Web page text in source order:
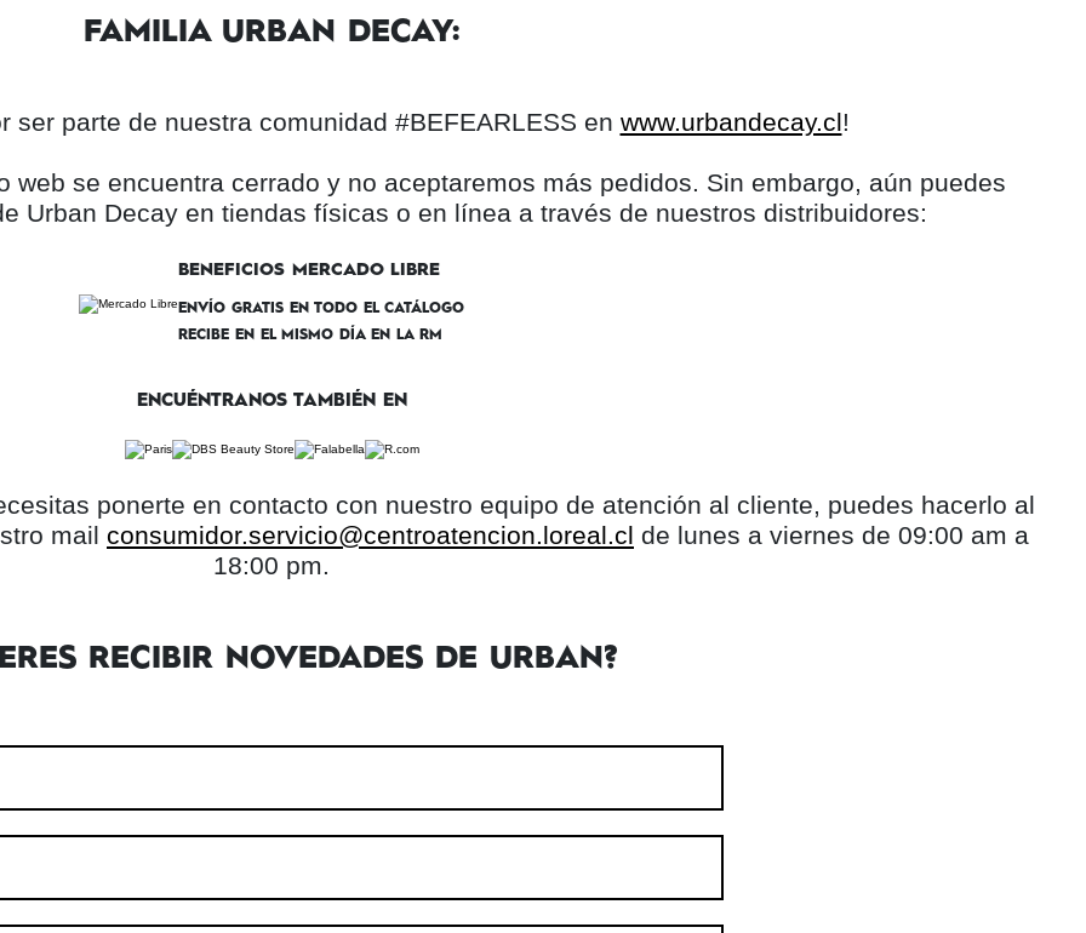
FAMILIA URBAN DECAY:
ser parte de nuestra comunidad #BEFEARLESS en www.urbandecay.cl!
web se encuentra cerrado y no aceptaremos más pedidos. Sin embargo, aún puedes
Urban Decay en tiendas físicas o en línea a través de nuestros distribuidores:
BENEFICIOS MERCADO LIBRE
ENVÍO GRATIS EN TODO EL CATÁLOGO
RECIBE EN EL MISMO DÍA EN LA RM
ENCUÉNTRANOS TAMBIÉN EN
ponerte en contacto con nuestro equipo de atención al cliente, puedes hacerlo al
mail consumidor.servicio@centroatencion.loreal.cl de lunes a viernes de 09:00 am a
18:00 pm.
RECIBIR NOVEDADES DE URBAN?